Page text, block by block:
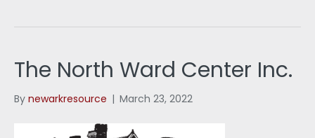
The North Ward Center Inc.
By newarkresource | March 23, 2022